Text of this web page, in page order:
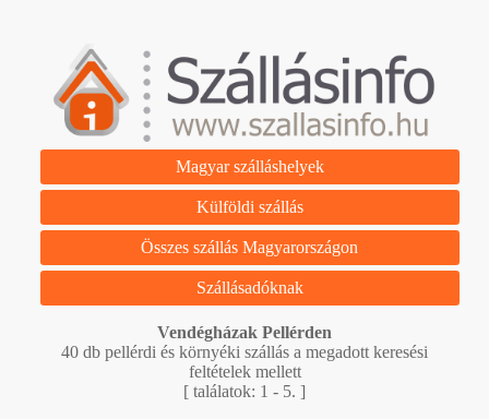
Magyar szálláshelyek
Külföldi szállás
Összes szállás Magyarországon
Szállásadóknak
Vendégházak Pellérden
40 db pellérdi és környéki szállás a megadott keresési
feltételek mellett
[ találatok: 1 - 5. ]